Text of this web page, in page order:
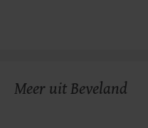
Meer uit Beveland